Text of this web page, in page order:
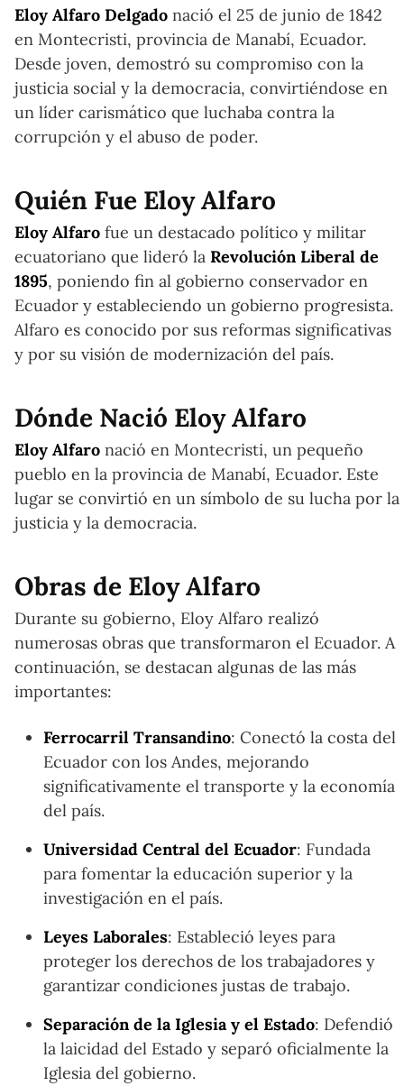
Eloy Alfaro Delgado nació el 25 de junio de 1842
en Montecristi, provincia de Manabí, Ecuador.
Desde joven, demostró su compromiso con la
justicia social y la democracia, convirtiéndose en
un líder carismático que luchaba contra la
corrupción y el abuso de poder.
Quién Fue Eloy Alfaro
Eloy Alfaro fue un destacado político y militar
ecuatoriano que lideró la Revolución Liberal de
1895, poniendo fin al gobierno conservador en
Ecuador y estableciendo un gobierno progresista.
Alfaro es conocido por sus reformas significativas
y por su visión de modernización del país.
Dónde Nació Eloy Alfaro
Eloy Alfaro nació en Montecristi, un pequeño
pueblo en la provincia de Manabí, Ecuador. Este
lugar se convirtió en un símbolo de su lucha por la
justicia y la democracia.
Obras de Eloy Alfaro
Durante su gobierno, Eloy Alfaro realizó
numerosas obras que transformaron el Ecuador. A
continuación, se destacan algunas de las más
importantes:
Ferrocarril Transandino: Conectó la costa del
Ecuador con los Andes, mejorando
significativamente el transporte y la economía
del país.
Universidad Central del Ecuador: Fundada
para fomentar la educación superior y la
investigación en el país.
Leyes Laborales: Estableció leyes para
proteger los derechos de los trabajadores y
garantizar condiciones justas de trabajo.
Separación de la Iglesia y el Estado: Defendió
la laicidad del Estado y separó oficialmente la
Iglesia del gobierno.